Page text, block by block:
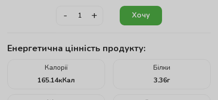
- + Хочу
Енергетична цінність продукту:
Калорії
165.14кКал
Білки
3.36г